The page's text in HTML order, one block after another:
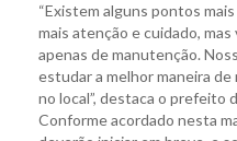
“Existem alguns pontos
mais atenção e cuidado,
apenas de manutenção.
estudar a melhor maneira
no local”, destaca o prefeito
Conforme acordado nesta